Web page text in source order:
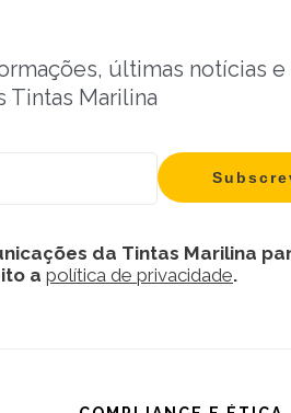
últimas notícias e
Tintas Marilina
da Tintas Marilina
a política de privacidade.